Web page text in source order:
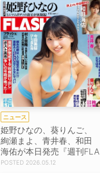
ニュース
姫野ひなの、葵りんご、
絢瀬まよ、青井春、和田
海佑が本日発売『週刊FLA
SH』に登場！
2026.05.12